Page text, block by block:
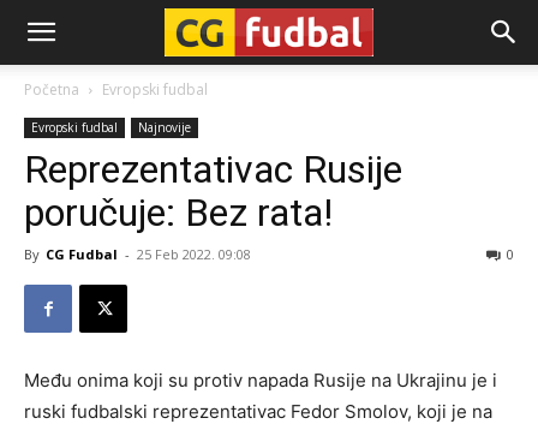
CG-
Fudbal
Početna Evropski fudbal
Evropski fudbal Najnovije
Reprezentativac Rusije
poručuje: Bez rata!
By CG Fudbal - 25 Feb 2022. 09:08 0
Među onima koji su protiv napada Rusije na Ukrajinu je i
ruski fudbalski reprezentativac Fedor Smolov, koji je na